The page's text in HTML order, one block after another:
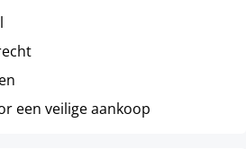
een veilige aankoop